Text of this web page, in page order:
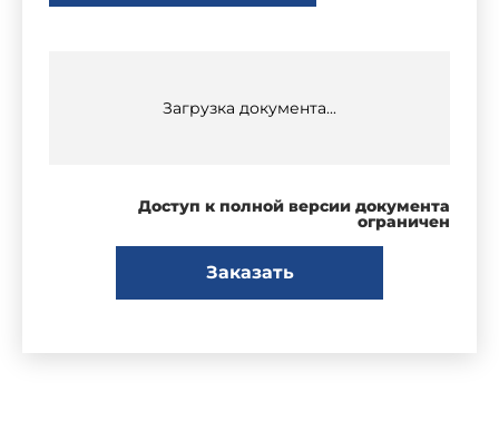
Загрузка документа...
Доступ к полной версии документа
ограничен
Заказать